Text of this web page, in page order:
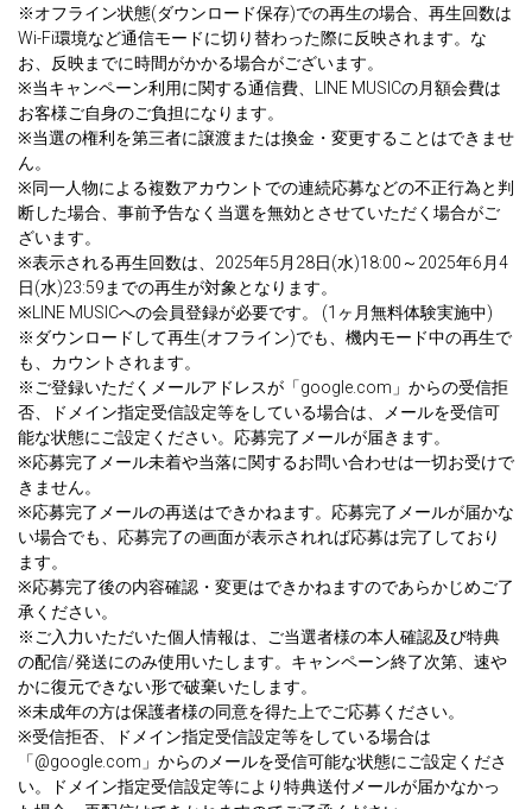
※オフライン状態(ダウンロード保存)での再生の場合、再生回数は
Wi-Fi環境など通信モードに切り替わった際に反映されます。な
お、反映までに時間がかかる場合がございます。
※当キャンペーン利用に関する通信費、LINE MUSICの月額会費は
お客様ご自身のご負担になります。
※当選の権利を第三者に譲渡または換金・変更することはできませ
ん。
※同一人物による複数アカウントでの連続応募などの不正行為と判
断した場合、事前予告なく当選を無効とさせていただく場合がご
ざいます。
※表示される再生回数は、2025年5月28日(水)18:00～2025年6月4
日(水)23:59までの再生が対象となります。
※LINE MUSICへの会員登録が必要です。 (1ヶ月無料体験実施中)
※ダウンロードして再生(オフライン)でも、機内モード中の再生で
も、カウントされます。
※ご登録いただくメールアドレスが「google.com」からの受信拒
否、ドメイン指定受信設定等をしている場合は、メールを受信可
能な状態にご設定ください。応募完了メールが届きます。
※応募完了メール未着や当落に関するお問い合わせは一切お受けで
きません。
※応募完了メールの再送はできかねます。応募完了メールが届かな
い場合でも、応募完了の画面が表示されれば応募は完了しており
ます。
※応募完了後の内容確認・変更はできかねますのであらかじめご了
承ください。
※ご入力いただいた個人情報は、ご当選者様の本人確認及び特典
の配信/発送にのみ使用いたします。キャンペーン終了次第、速や
かに復元できない形で破棄いたします。
※未成年の方は保護者様の同意を得た上でご応募ください。
※受信拒否、ドメイン指定受信設定等をしている場合は
「@google.com」からのメールを受信可能な状態にご設定くださ
い。ドメイン指定受信設定等により特典送付メールが届かなかっ